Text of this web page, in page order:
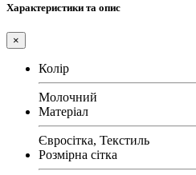
Характеристики та опис
×
Колір
Молочний
Матеріал
Євросітка, Текстиль
Розмірна сітка